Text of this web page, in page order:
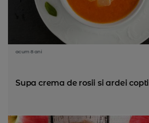
acum 8 ani
Supa crema de rosii si ardei copti